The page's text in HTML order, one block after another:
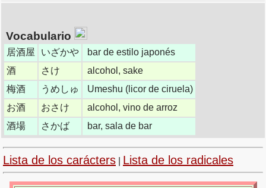
Vocabulario
居酒屋 いざかや
bar de estilo japonés
酒
さけ
alcohol, sake
梅酒
うめしゅ
Umeshu (licor de ciruela)
お酒
おさけ
alcohol, vino de arroz
酒場
さかば bar, sala de bar
Lista de los carácters Lista de los radicales